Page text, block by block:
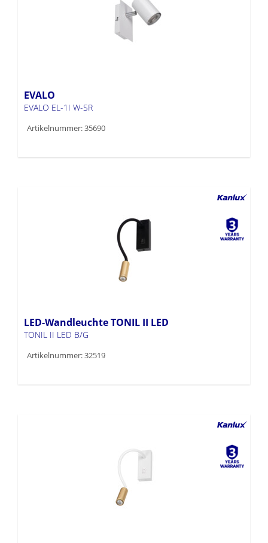
EVALO
EVALO EL-1I W-SR
Artikelnummer: 35690
LED-Wandleuchte TONIL II LED
TONIL II LED B/G
Artikelnummer: 32519